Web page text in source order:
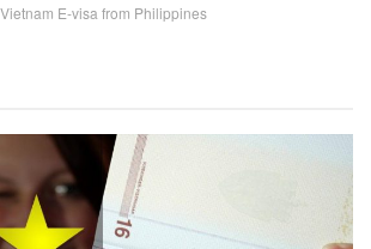
Vietnam E-visa from Philippines